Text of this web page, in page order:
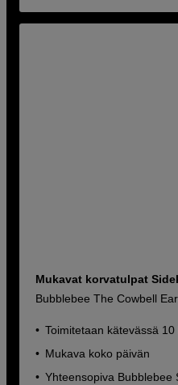
Mukavat korvatulpat
Bubblebee The Cowbell
Toimitetaan kätevässä
Mukava koko päivän
Yhteensopiva Bubblebee